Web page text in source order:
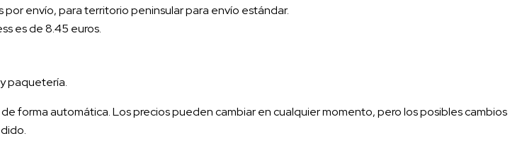
envío, para territorio peninsular para envío estándar.
es de 8.45 euros.
paquetería.
forma automática. Los precios pueden cambiar en cualquier momento, pero los posibles cambios